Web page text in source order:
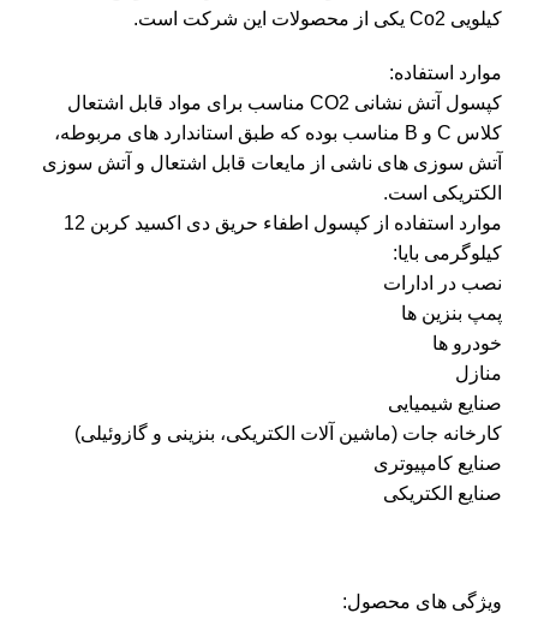
کیلویی Co2 یکی از محصولات این شرکت است.
موارد استفاده:
کپسول آتش نشانی CO2 مناسب برای مواد قابل اشتعال
کلاس C و B مناسب بوده که طبق استاندارد های مربوطه،
آتش سوزی های ناشی از مایعات قابل اشتعال و آتش سوزی
الکتریکی است.
موارد استفاده از کپسول اطفاء حریق دی اکسید کربن 12
کیلوگرمی بایا:
نصب در ادارات
پمپ بنزین ها
خودرو ها
منازل
صنایع شیمیایی
کارخانه جات (ماشین آلات الکتریکی، بنزینی و گازوئیلی)
صنایع کامپیوتری
صنایع الکتریکی
ویژگی های محصول: